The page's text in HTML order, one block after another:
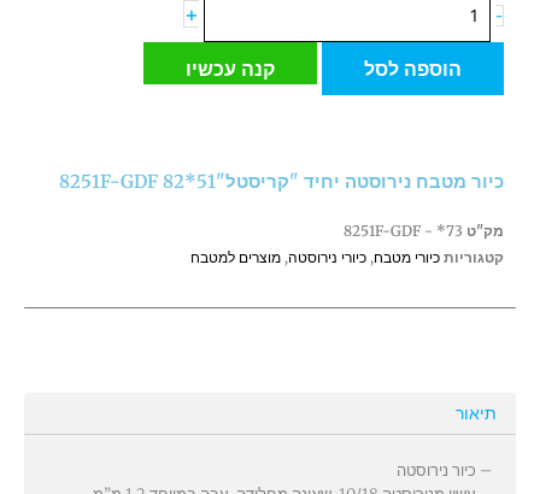
-
של
מטבח
8251F-
+
הוספה לסל קנה עכשיו
כיור מטבח נירוסטה יחיד "קריסטל"51*82 8251F-GDF
מק"ט 73* - 8251F-GDF
קטגוריות כיורי מטבח, כיורי נירוסטה, מוצרים למטבח
תיאור
– כיור נירוסטה